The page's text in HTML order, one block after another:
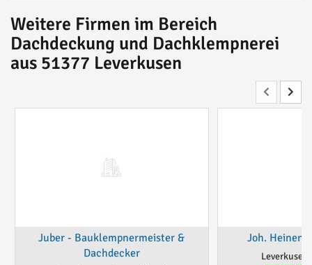
Weitere Firmen im Bereich
Dachdeckung und Dachklempnerei
aus 51377 Leverkusen
Juber - Bauklempnermeister &
Dachdecker
Joh. Heinen